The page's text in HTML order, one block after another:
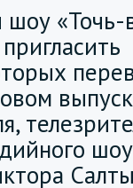
шоу «Точь-